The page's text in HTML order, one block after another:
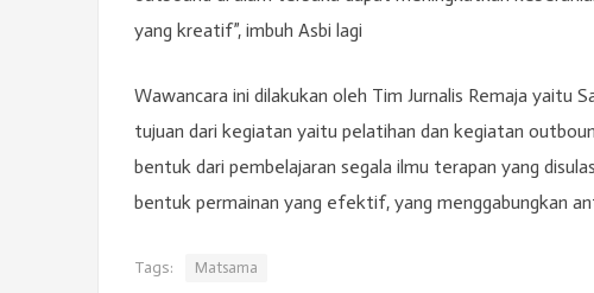
yang kreatif”, imbuh Asbi lagi
Wawancara ini dilakukan oleh Tim Jurnalis Remaja yaitu
tujuan dari kegiatan yaitu pelatihan dan kegiatan
bentuk dari pembelajaran segala ilmu terapan yang
bentuk permainan yang efektif, yang menggabungkan
Tags: Matsama